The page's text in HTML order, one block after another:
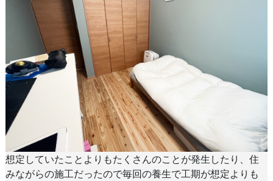
想定していたことよりもたくさんのことが発生したり、住
みながらの施工だったので毎回の養生で工期が想定よりも